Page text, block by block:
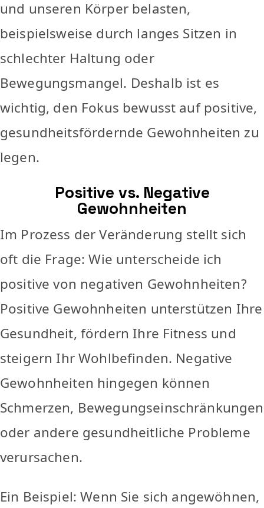
und unseren Körper belasten,
beispielsweise durch langes Sitzen in
schlechter Haltung oder
Bewegungsmangel. Deshalb ist es
wichtig, den Fokus bewusst auf positive,
gesundheitsfördernde Gewohnheiten zu
legen.
Positive vs. Negative
Gewohnheiten
Im Prozess der Veränderung stellt sich
oft die Frage: Wie unterscheide ich
positive von negativen Gewohnheiten?
Positive Gewohnheiten unterstützen Ihre
Gesundheit, fördern Ihre Fitness und
steigern Ihr Wohlbefinden. Negative
Gewohnheiten hingegen können
Schmerzen, Bewegungseinschränkungen
oder andere gesundheitliche Probleme
verursachen.
Ein Beispiel: Wenn Sie sich angewöhnen,